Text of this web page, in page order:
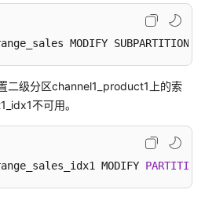
MODIFY SUBPARTITION
二级分区channel1_product1上的索
不可用。
MODIFY PARTITION